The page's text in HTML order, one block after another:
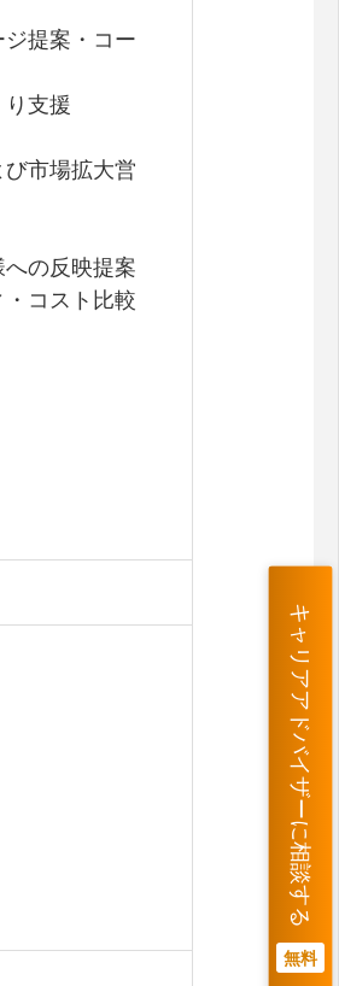
提案・コー
支援
市場拡大営
の反映提案
コスト比較
キャリアアドバイザーに相談する
無料